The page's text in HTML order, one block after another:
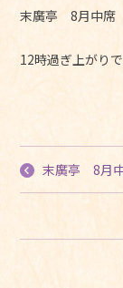
末廣亭 8月中席
12時過ぎ上がりで
末廣亭 8月